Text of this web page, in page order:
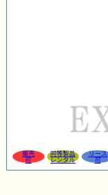
販売
可
同等製品
レンタル
リース
可